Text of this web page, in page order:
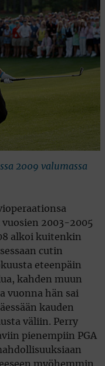
2009 valumassa
vuosien 2003-2005
alkoi kuitenkin
cutin
eteenpäin
kahden muun
vuonna hän sai
kauden
väliin. Perry
pienempiin PGA